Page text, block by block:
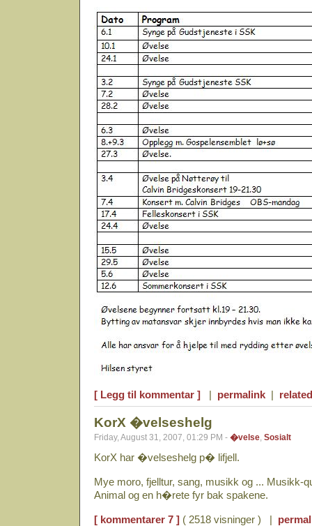
[ Legg til kommentar ] | permalink |
KorX �velseshelg
Friday, August 31, 2007, 01:29 PM - �velse, Sosialt
KorX har �velseshelg p� lifjell.
Mye moro, fjelltur, sang, musikk og ... Musikk-
Animal og en h�rete fyr bak spakene.
[ kommentarer 7 ] ( 2518 visninger ) |